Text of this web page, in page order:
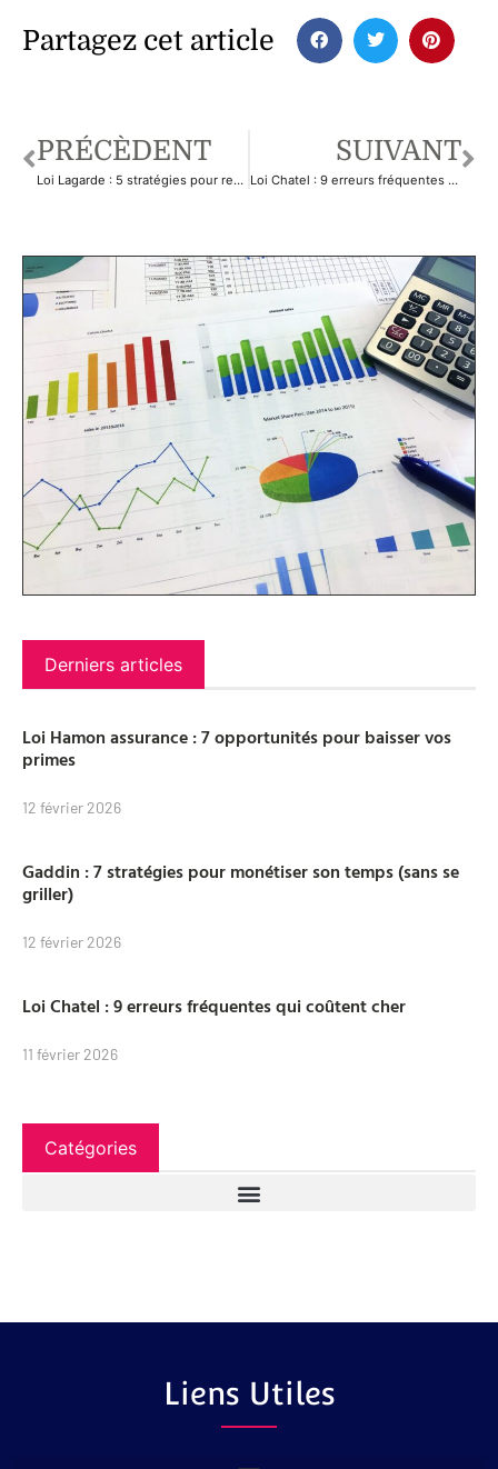
Partagez cet article
PRÉCÈDENT
Loi Lagarde : 5 stratégies pour renégocier son crédit
SUIVANT
Loi Chatel : 9 erreurs fréquentes qui coûtent cher
Derniers articles
Loi Hamon assurance : 7 opportunités pour baisser vos
primes
12 février 2026
Gaddin : 7 stratégies pour monétiser son temps (sans se
griller)
12 février 2026
Loi Chatel : 9 erreurs fréquentes qui coûtent cher
11 février 2026
Catégories
Liens Utiles